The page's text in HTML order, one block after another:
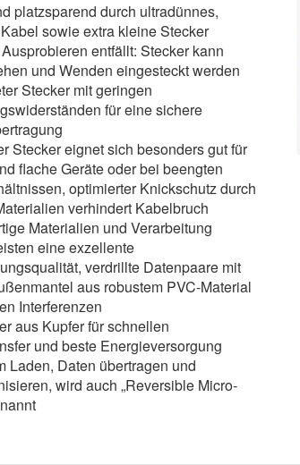
platzsparend durch ultradünnes,
sowie extra kleine Stecker
entfällt: Stecker kann
und Wenden eingesteckt werden
Stecker mit geringen
für eine sichere
Stecker eignet sich besonders gut für
flache Geräte oder bei beengten
optimierter Knickschutz durch
verhindert Kabelbruch
Materialien und Verarbeitung
eine exzellente
verdrillte Datenpaare mit
aus robustem PVC-Material
Interferenzen
aus Kupfer für schnellen
und beste Energieversorgung
Laden, Daten übertragen und
wird auch „Reversible Micro-